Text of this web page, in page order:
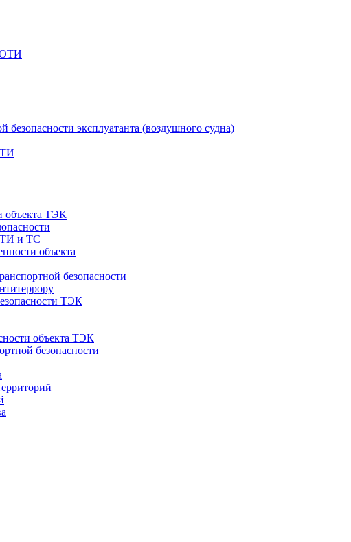
ОТИ
безопасности эксплуатанта (воздушного судна)
объекта ТЭК
и ТС
объекта
безопасности
ТЭК
объекта ТЭК
безопасности